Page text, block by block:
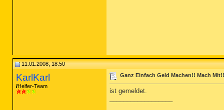
11.01.2008, 18:50
KarlKarl
Helfer-Team
Ganz Einfach Geld Machen!! Mach
ist gemeldet.